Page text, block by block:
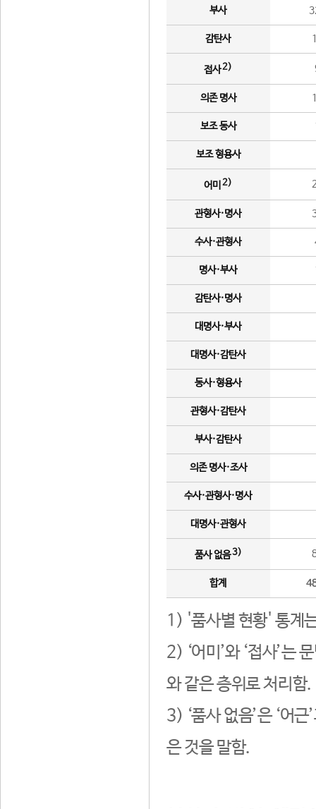
부사
감탄사
접사2)
의존 명사
보조 동사
보조 형용사
어미 2)
관형사·명사
수사·관형사
명사·부사
감탄사·명사
대명사·부사
대명사·감탄사
동사·형용사
관형사·감탄사
부사·감탄사
의존 명사·조사
수사·관형사·명사
대명사·관형사
품사 없음3)
합계
1) '품사별 현황' 통계
2) ‘어미’와 ‘접사’는
와 같은 층위로 처리함.
3) ‘품사 없음’은 ‘어
은 것을 말함.